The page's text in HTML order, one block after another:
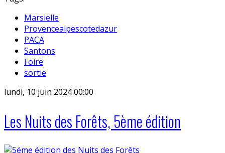
Marsielle
Provencealpescotedazur
PACA
Santons
Foire
sortie
lundi, 10 juin 2024 00:00
Les Nuits des Forêts, 5ème édition